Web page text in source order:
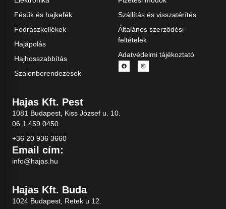
Fésűk és hajkefék
Fodrászkellékek
Hajápolás
Hajhosszabbítás
Szalonberendezések
Szállítás és visszatérítés
Általános szerződési
feltételek
Adatvédelmi tájékoztató
Hajas Kft. Pest
1081 Budapest, Kiss József u. 10.
06 1 459 0450
+36 20 936 3660
Email cím:
info@hajas.hu
Hajas Kft. Buda
1024 Budapest, Retek u 12.